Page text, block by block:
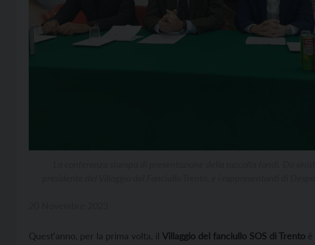
Quest’anno, per la prima volta, il Villaggio del fanciullo SOS di Trento